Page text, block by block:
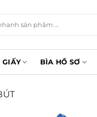
GIẤY BÌA HỒ SƠ